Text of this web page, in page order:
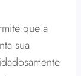
que a
sua